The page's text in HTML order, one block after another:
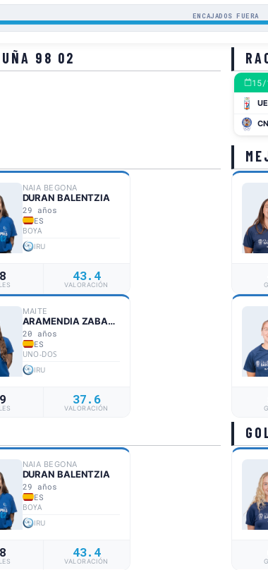
ENCAJADOS FUERA
98 02
15/
NAIA BEGONA
DURAN BALENTZIA
29 años
ES
BOYA
IRU
43.4
VALORACIÓN
MAITE
ARAMENDIA ZABALZA
20 años
ES
UNO-DOS
IRU
37.6
VALORACIÓN
NAIA BEGONA
DURAN BALENTZIA
29 años
ES
BOYA
IRU
43.4
VALORACIÓN